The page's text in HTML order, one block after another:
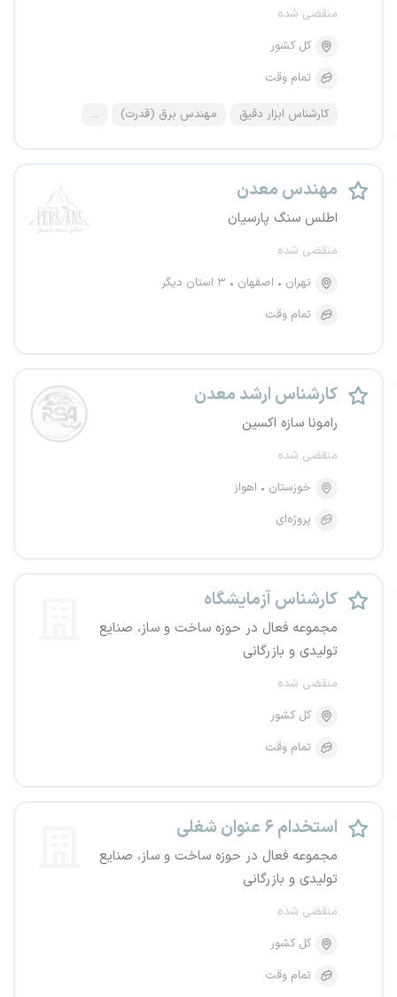
منقضی شده
کل کشور
تمام وقت
کارشناس ابزار دقیق مهندس برق (قدرت) ...
مهندس معدن
اطلس سنگ پارسیان
منقضی شده
تهران
اصفهان
۳ استان دیگر
تمام وقت
کارشناس ارشد معدن
رامونا سازه اکسین
منقضی شده
خوزستان
اهواز
پروژه‌ای
کارشناس آزمایشگاه
مجموعه فعال در حوزه ساخت و ساز، صنایع
تولیدی و بازرگانی
منقضی شده
کل کشور
تمام وقت
استخدام ۶ عنوان شغلی
مجموعه فعال در حوزه ساخت و ساز، صنایع
تولیدی و بازرگانی
منقضی شده
کل کشور
تمام وقت